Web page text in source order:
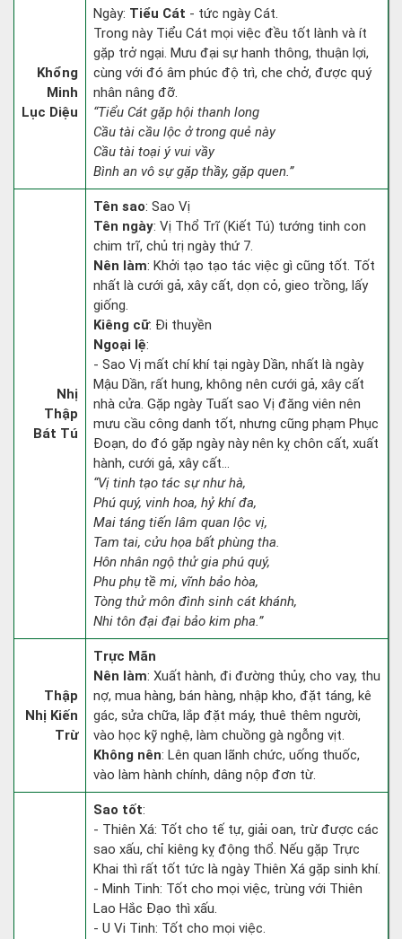
Khổng
Minh
Lục Diệu
Ngày: Tiểu Cát - tức ngày Cát.
Trong này Tiểu Cát mọi việc đều tốt lành và ít
gặp trở ngại. Mưu đại sự hanh thông, thuận lợi,
cùng với đó âm phúc độ trì, che chở, được quý
nhân nâng đỡ.
“Tiểu Cát gặp hội thanh long
Cầu tài cầu lộc ở trong quẻ này
Cầu tài toại ý vui vầy
Bình an vô sự gặp thầy, gặp quen.”
Nhị
Thập
Bát Tú
Tên sao: Sao Vị
Tên ngày: Vị Thổ Trĩ (Kiết Tú) tướng tinh con
chim trĩ, chủ trị ngày thứ 7.
Nên làm: Khởi tạo tạo tác việc gì cũng tốt. Tốt
nhất là cưới gả, xây cất, dọn cỏ, gieo trồng, lấy
giống.
Kiêng cữ: Đi thuyền
Ngoại lệ:
- Sao Vị mất chí khí tại ngày Dần, nhất là ngày
Mậu Dần, rất hung, không nên cưới gả, xây cất
nhà cửa. Gặp ngày Tuất sao Vị đăng viên nên
mưu cầu công danh tốt, nhưng cũng phạm Phục
Đoạn, do đó gặp ngày này nên kỵ chôn cất, xuất
hành, cưới gả, xây cất...
“Vị tinh tạo tác sự như hà,
Phú quý, vinh hoa, hỷ khí đa,
Mai táng tiến lâm quan lộc vị,
Tam tai, cửu họa bất phùng tha.
Hôn nhân ngộ thử gia phú quý,
Phu phụ tề mi, vĩnh bảo hòa,
Tòng thử môn đình sinh cát khánh,
Nhi tôn đại đại bảo kim pha.”
Thập
Nhị Kiến
Trừ
Trực Mãn
Nên làm: Xuất hành, đi đường thủy, cho vay, thu
nợ, mua hàng, bán hàng, nhập kho, đặt táng, kê
gác, sửa chữa, lắp đặt máy, thuê thêm người,
vào học kỹ nghệ, làm chuồng gà ngỗng vịt.
Không nên: Lên quan lãnh chức, uống thuốc,
vào làm hành chính, dâng nộp đơn từ.
Sao tốt:
- Thiên Xá: Tốt cho tế tự, giải oan, trừ được các
sao xấu, chỉ kiêng kỵ động thổ. Nếu gặp Trực
Khai thì rất tốt tức là ngày Thiên Xá gặp sinh khí.
- Minh Tinh: Tốt cho mọi việc, trùng với Thiên
Lao Hắc Đạo thì xấu.
- U Vi Tinh: Tốt cho mọi việc.